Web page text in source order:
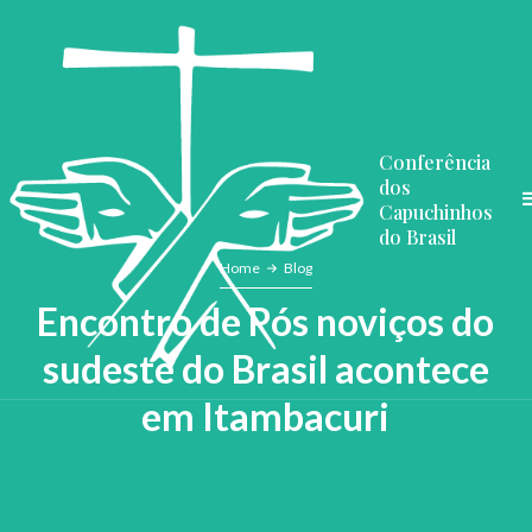
Conferência
dos
Capuchinhos
do Brasil
Home Blog
Encontro de Pós noviços do
sudeste do Brasil acontece
em Itambacuri